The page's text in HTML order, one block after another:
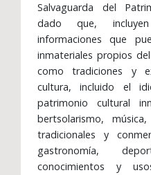
Salvaguarda del
dado que,
informaciones que
inmateriales propios
como tradiciones y
cultura, incluido el
patrimonio cultural
bertsolarismo,
tradicionales y
gastronomía,
conocimientos y